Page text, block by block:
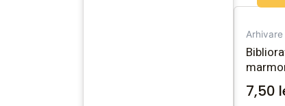
Arhivare
7,50